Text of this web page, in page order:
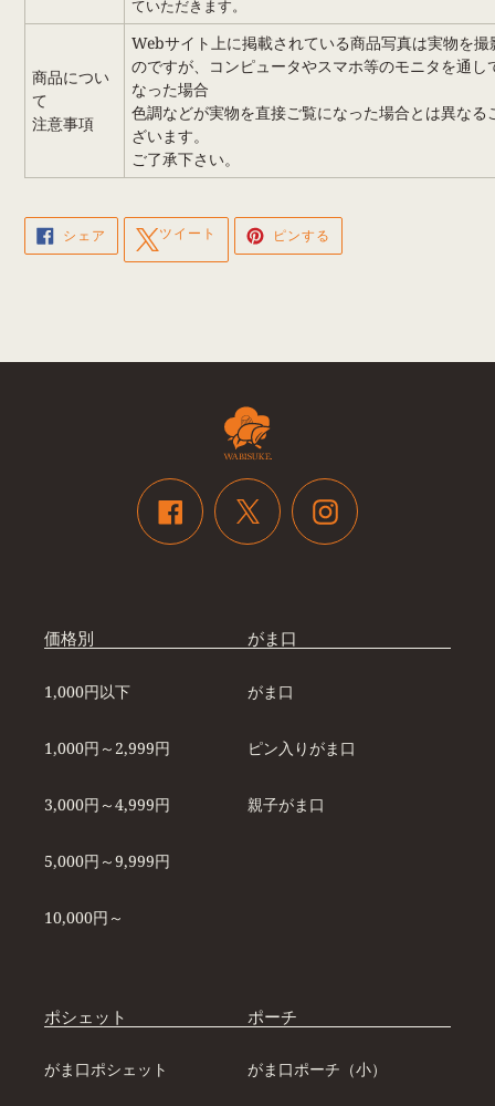
ていただきます。
商品につい
て
注意事項
Webサイト上に掲載されている商品写真は実物を撮
のですが、コンピュータやスマホ等のモニタを通し
なった場合
色調などが実物を直接ご覧になった場合とは異なる
ざいます。
ご了承下さい。
シェア FACEBOOK
シ
ツイート
TWITTER
に
投
ピンする
ピ
Facebook Twitter Instagram
価格別
1,000円以下
1,000円～2,999円
3,000円～4,999円
5,000円～9,999円
10,000円～
がま口
がま口
ピン入りがま口
親子がま口
ポシェット
がま口ポシェット
ポーチ
がま口ポーチ（小）